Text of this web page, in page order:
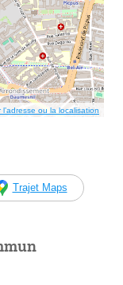
l’adresse ou la localisation
Trajet Maps